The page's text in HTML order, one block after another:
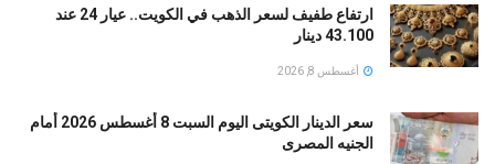
ارتفاع طفيف لسعر الذهب في الكويت.. عيار 24 عند
43.100 دينار
أغسطس 8, 2026
سعر الدينار الكويتى اليوم السبت 8 أغسطس 2026 أمام
الجنيه المصرى